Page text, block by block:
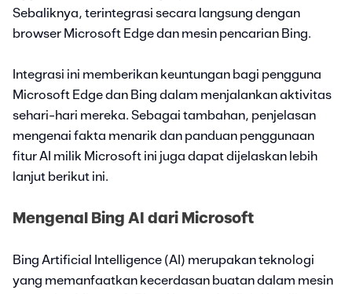
Sebaliknya, terintegrasi secara langsung dengan
browser Microsoft Edge dan mesin pencarian Bing.
Integrasi ini memberikan keuntungan bagi pengguna
Microsoft Edge dan Bing dalam menjalankan aktivitas
sehari-hari mereka. Sebagai tambahan, penjelasan
mengenai fakta menarik dan panduan penggunaan
fitur AI milik Microsoft ini juga dapat dijelaskan lebih
lanjut berikut ini.
Mengenal Bing AI dari Microsoft
Bing Artificial Intelligence (AI) merupakan teknologi
yang memanfaatkan kecerdasan buatan dalam mesin